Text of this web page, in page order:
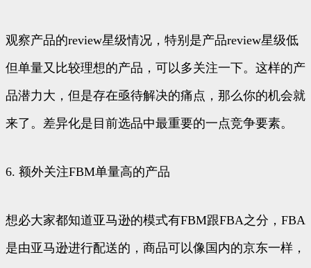
观察产品的review星级情况，特别是产品review星级低
但单量又比较理想的产品，可以多关注一下。这样的产
品潜力大，但是存在亟待解决的痛点，那么你的机会就
来了。差异化是目前选品中最重要的一点竞争要素。
6. 额外关注FBM单量高的产品
想必大家都知道亚马逊的模式有FBM跟FBA之分，FBA
是由亚马逊进行配送的，商品可以像国内的京东一样，